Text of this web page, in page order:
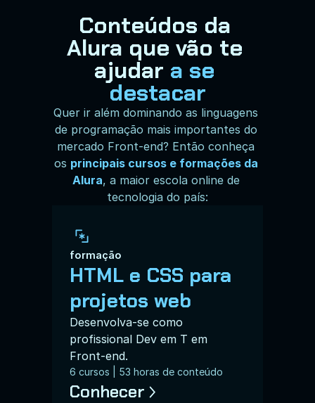
Conteúdos da
Alura que vão te
ajudar a se
destacar
Quer ir além dominando as linguagens
de programação mais importantes do
mercado Front-end? Então conheça
os principais cursos e formações da
Alura, a maior escola online de
tecnologia do país:
formação
HTML e CSS para
projetos web
Desenvolva-se como
profissional Dev em T em
Front-end.
6 cursos | 53 horas de conteúdo
Conhecer